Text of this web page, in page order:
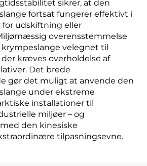
sikrer, at den
fortsat fungerer effektivt i
udskiftning eller
overensstemmelse
velegnet til
kræves overholdelse af
Det brede
gør det muligt at anvende den
under ekstreme
installationer til
miljøer – og
den kinesiske
tilpasningsevne.